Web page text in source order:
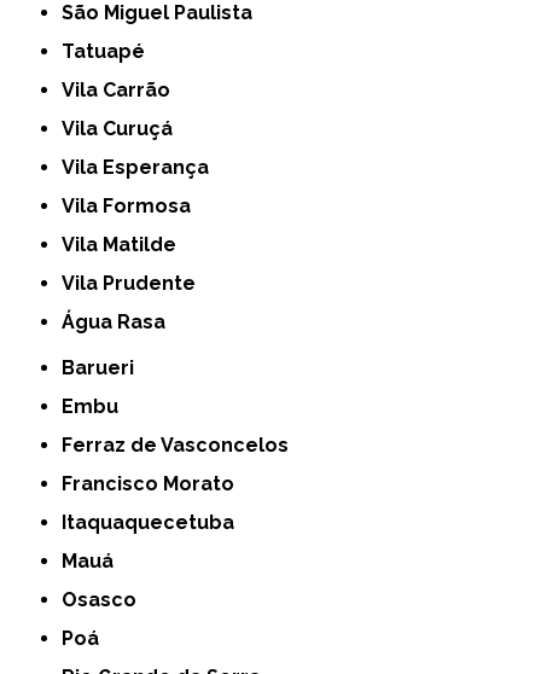
São Miguel Paulista
Tatuapé
Vila Carrão
Vila Curuçá
Vila Esperança
Vila Formosa
Vila Matilde
Vila Prudente
Água Rasa
Barueri
Embu
Ferraz de Vasconcelos
Francisco Morato
Itaquaquecetuba
Mauá
Osasco
Poá